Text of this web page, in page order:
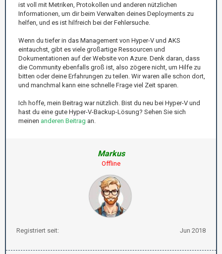
ist voll mit Metriken, Protokollen und anderen nützlichen
Informationen, um dir beim Verwalten deines Deployments zu
helfen, und es ist hilfreich bei der Fehlersuche.
Wenn du tiefer in das Management von Hyper-V und AKS
eintauchst, gibt es viele großartige Ressourcen und
Dokumentationen auf der Website von Azure. Denk daran, dass
die Community ebenfalls groß ist, also zögere nicht, um Hilfe zu
bitten oder deine Erfahrungen zu teilen. Wir waren alle schon dort,
und manchmal kann eine schnelle Frage viel Zeit sparen.
Ich hoffe, mein Beitrag war nützlich. Bist du neu bei Hyper-V und
hast du eine gute Hyper-V-Backup-Lösung? Sehen Sie sich
meinen anderen Beitrag an.
Markus
Offline
Registriert seit: Jun 2018